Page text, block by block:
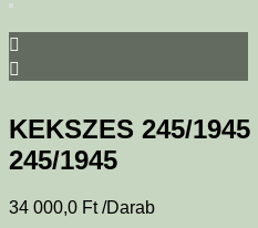
KEKSZES 245/
245/1945
34 000,0 Ft /Darab